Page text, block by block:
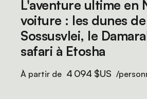
L'aventure ultime en
voiture : les dunes de
Sossusvlei, le
safari à Etosha
À partir de 4 094 $US /